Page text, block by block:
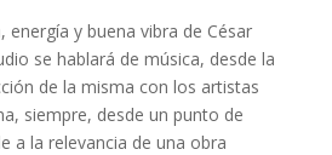
energía y buena vibra de César
se hablará de música, desde la
de la misma con los artistas
siempre, desde un punto de
a la relevancia de una obra